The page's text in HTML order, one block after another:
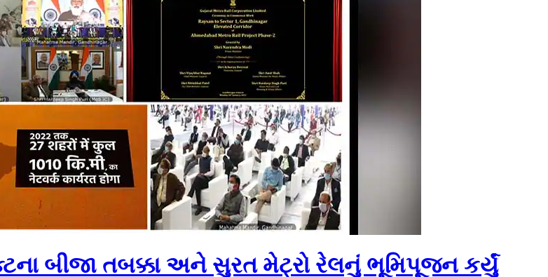
બીજા તબક્કા અને સુરત મેટ્રો રેલનું ભૂમિપૂજન કર્યું